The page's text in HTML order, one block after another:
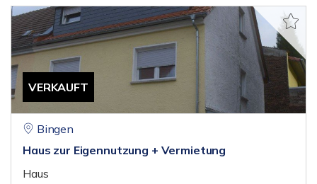
VERKAUFT
Bingen
Haus zur Eigennutzung + Vermietung
Haus